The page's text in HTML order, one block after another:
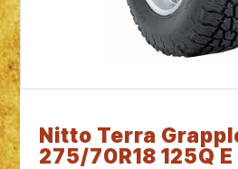
Nitto Terra
275/70R18 125Q E